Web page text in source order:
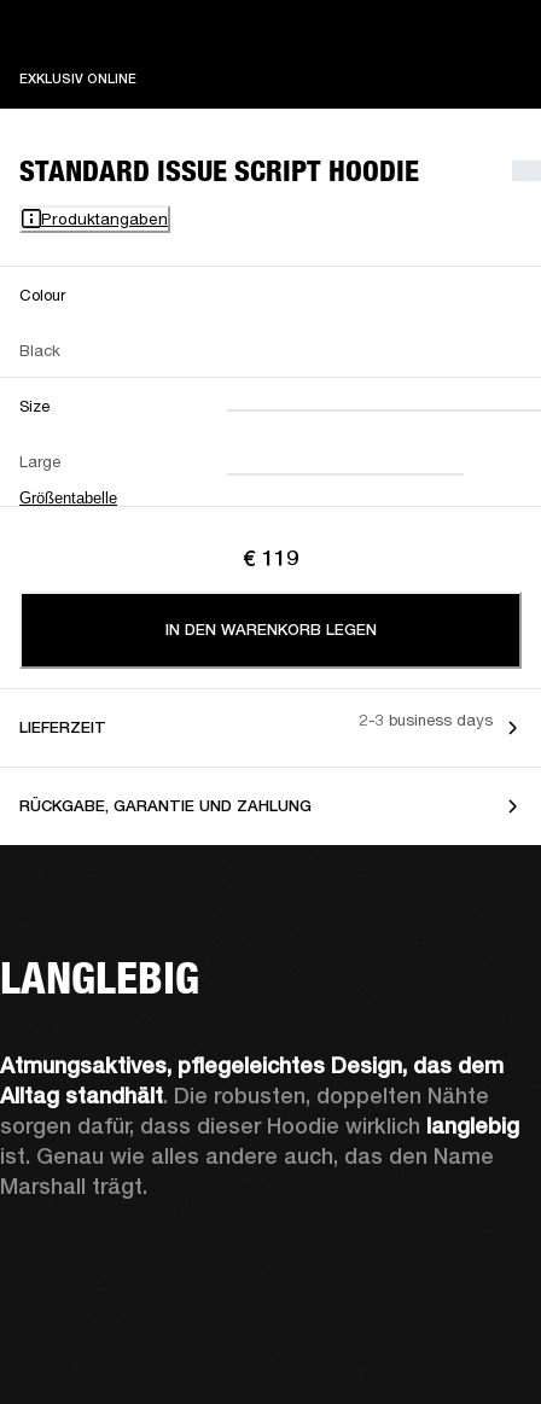
EXKLUSIV ONLINEEXKLUSIV ONLINE
STANDARD ISSUE SCRIPT HOODIE
Produktangaben
Colour
Black
Size
Large
Größentabelle
XXS XS S M
L XL XXL
€ 119
IN DEN WARENKORB LEGEN
LIEFERZEIT 2-3 business days
RÜCKGABE, GARANTIE UND ZAHLUNG
LANGLEBIG
Atmungsaktives, pflegeleichtes Design, das dem
Alltag standhält. Die robusten, doppelten Nähte
sorgen dafür, dass dieser Hoodie wirklich langlebig
ist. Genau wie alles andere auch, das den Name
Marshall trägt.